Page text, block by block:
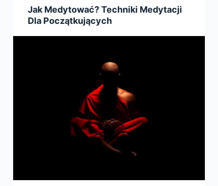
Jak Medytować? Techniki Medytacji
Dla Początkujących